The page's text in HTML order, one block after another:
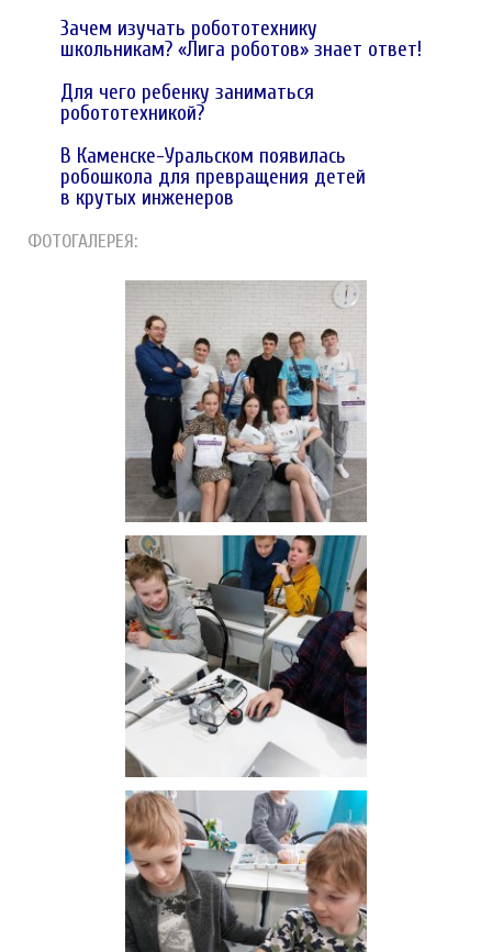
Зачем изучать робототехнику
школьникам? «Лига роботов» знает ответ!
Для чего ребенку заниматься
робототехникой?
В Каменске-Уральском появилась
робошкола для превращения детей
в крутых инженеров
ФОТОГАЛЕРЕЯ: